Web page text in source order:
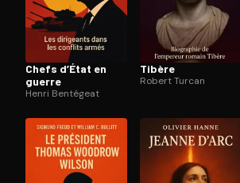
Chefs d’État en
guerre
Henri Bentégeat
Tibère
Robert Turcan